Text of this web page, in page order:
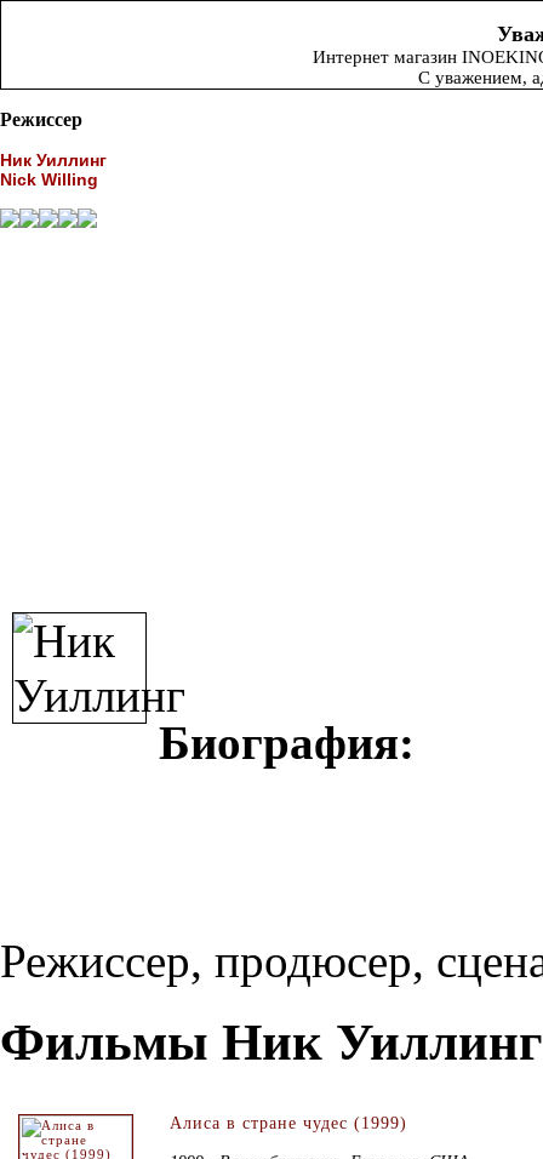
Интернет магазин
С уважением,
Режиссер
Ник Уиллинг
Nick Willing
Биография:
Режиссер, продюсер,
Фильмы Ник
Алиса в стране чудес (1999)